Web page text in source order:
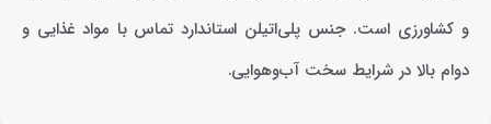
و کشاورزی است. جنس پلی‌اتیلن استاندارد تماس با مواد غذایی و
دوام بالا در شرایط سخت آب‌وهوایی.